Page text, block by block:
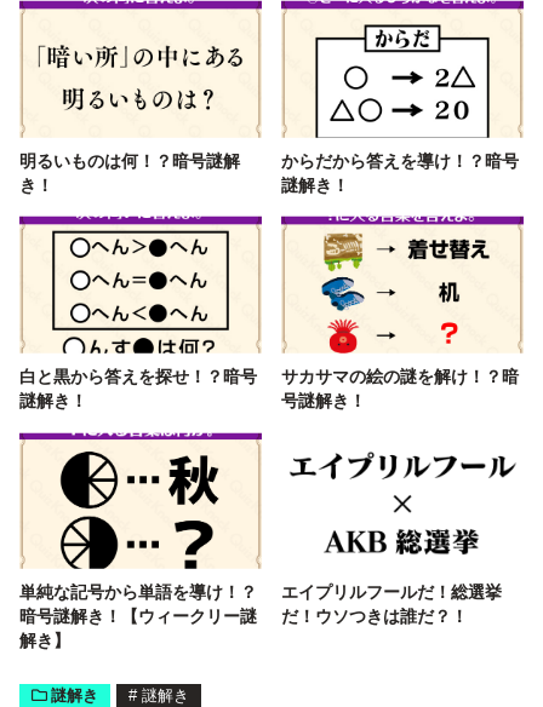
明るいものは何！？暗号謎解
き！
からだから答えを導け！？暗号
謎解き！
白と黒から答えを探せ！？暗号
謎解き！
サカサマの絵の謎を解け！？暗
号謎解き！
単純な記号から単語を導け！？
暗号謎解き！【ウィークリー謎
解き】
エイプリルフールだ！総選挙
だ！ウソつきは誰だ？！
謎解き # 謎解き